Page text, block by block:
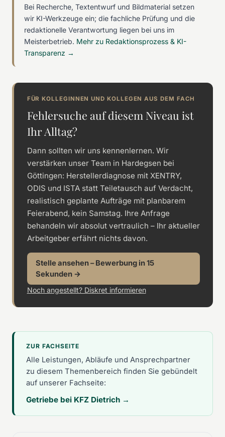
Bei Recherche, Textentwurf und Bildmaterial setzen
wir KI-Werkzeuge ein; die fachliche Prüfung und die
redaktionelle Verantwortung liegen bei uns im
Meisterbetrieb. Mehr zu Redaktionsprozess & KI-
Transparenz →
FÜR KOLLEGINNEN UND KOLLEGEN AUS DEM FACH
Fehlersuche auf diesem Niveau ist
Ihr Alltag?
Dann sollten wir uns kennenlernen. Wir
verstärken unser Team in Hardegsen bei
Göttingen: Herstellerdiagnose mit XENTRY,
ODIS und ISTA statt Teiletausch auf Verdacht,
realistisch geplante Aufträge mit planbarem
Feierabend, kein Samstag. Ihre Anfrage
behandeln wir absolut vertraulich – Ihr aktueller
Arbeitgeber erfährt nichts davon.
Stelle ansehen – Bewerbung in 15
Sekunden →
Noch angestellt? Diskret informieren
ZUR FACHSEITE
Alle Leistungen, Abläufe und Ansprechpartner
zu diesem Themenbereich finden Sie gebündelt
auf unserer Fachseite:
Getriebe bei KFZ Dietrich →